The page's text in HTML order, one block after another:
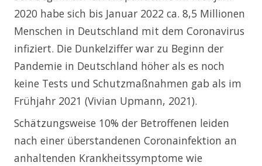
2020 habe sich bis Januar 2022 ca. 8,5 Millionen
Menschen in Deutschland mit dem Coronavirus
infiziert. Die Dunkelziffer war zu Beginn der
Pandemie in Deutschland höher als es noch
keine Tests und Schutzmaßnahmen gab als im
Frühjahr 2021 (Vivian Upmann, 2021).
Schätzungsweise 10% der Betroffenen leiden
nach einer überstandenen Coronainfektion an
anhaltenden Krankheitssymptome wie